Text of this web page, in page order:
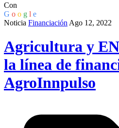
Con
G o o g l e
Noticia Financiación Ago 12, 2022
Agricultura y
la línea de
AgroInnpulso